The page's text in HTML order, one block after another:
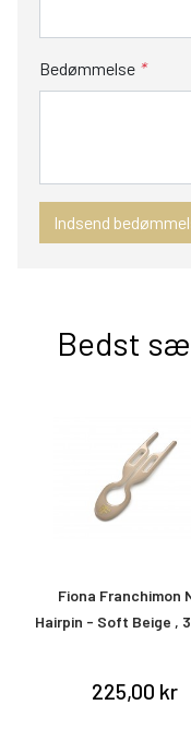
Bedømmelse *
Indsend
Bedst
Fiona Franchimon
Hairpin - Soft Beige ,
225,00 kr